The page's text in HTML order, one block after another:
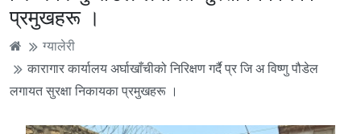
प्रमुखहरू ।
ग्यालेरी
कारागार कार्यालय अर्घाखाँचीको निरिक्षण गर्दै प्र जि अ विष्णु पौडेल
लगायत सुरक्षा निकायका प्रमुखहरू ।